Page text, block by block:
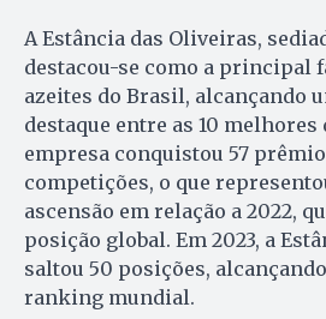
A Estância das Oliveiras,
destacou-se como a principal
azeites do Brasil, alcançando
destaque entre as 10 melhores
empresa conquistou 57
competições, o que
ascensão em relação a 2022,
posição global. Em 2023, a
saltou 50 posições,
ranking mundial.